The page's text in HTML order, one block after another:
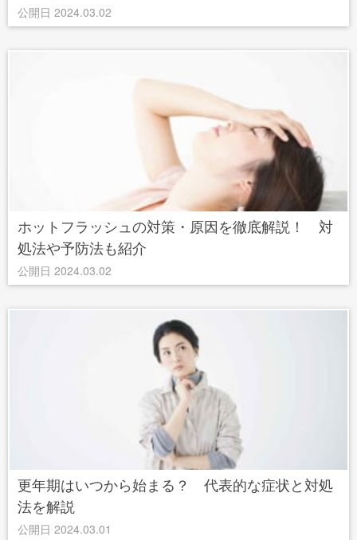
公開日 2024.03.02
ホットフラッシュの対策・原因を徹底解説！ 対
処法や予防法も紹介
公開日 2024.03.02
更年期はいつから始まる？ 代表的な症状と対処
法を解説
公開日 2024.03.01